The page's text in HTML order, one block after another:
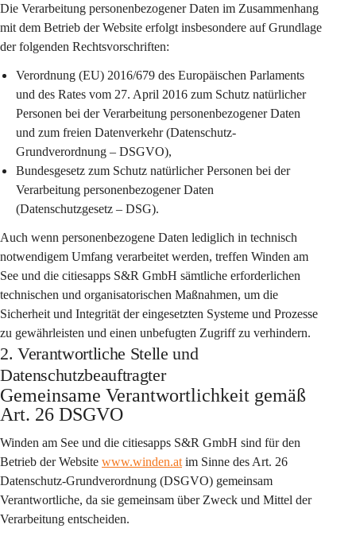
Die Verarbeitung personenbezogener Daten im Zusammenhang
mit dem Betrieb der Website erfolgt insbesondere auf Grundlage
der folgenden Rechtsvorschriften:
Verordnung (EU) 2016/679 des Europäischen Parlaments
und des Rates vom 27. April 2016 zum Schutz natürlicher
Personen bei der Verarbeitung personenbezogener Daten
und zum freien Datenverkehr (Datenschutz-
Grundverordnung – DSGVO),
Bundesgesetz zum Schutz natürlicher Personen bei der
Verarbeitung personenbezogener Daten
(Datenschutzgesetz – DSG).
Auch wenn personenbezogene Daten lediglich in technisch
notwendigem Umfang verarbeitet werden, treffen Winden am
See und die citiesapps S&R GmbH sämtliche erforderlichen
technischen und organisatorischen Maßnahmen, um die
Sicherheit und Integrität der eingesetzten Systeme und Prozesse
zu gewährleisten und einen unbefugten Zugriff zu verhindern.
2. Verantwortliche Stelle und
Datenschutzbeauftragter
Gemeinsame Verantwortlichkeit gemäß
Art. 26 DSGVO
Winden am See und die citiesapps S&R GmbH sind für den
Betrieb der Website www.winden.at im Sinne des Art. 26
Datenschutz-Grundverordnung (DSGVO) gemeinsam
Verantwortliche, da sie gemeinsam über Zweck und Mittel der
Verarbeitung entscheiden.